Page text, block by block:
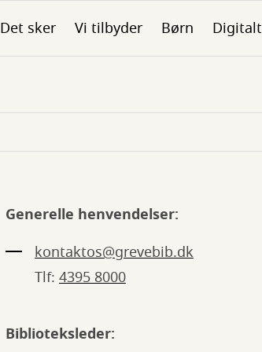
Det sker Vi tilbyder Børn Digitalt
Generelle henvendelser:
kontaktos@grevebib.dk
Tlf: 4395 8000
Biblioteksleder: